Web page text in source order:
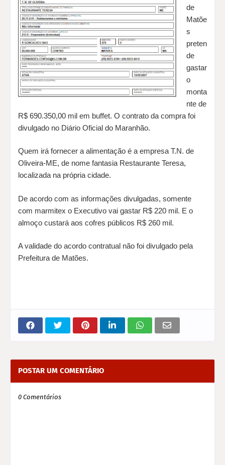
de
Matõe
s
preten
de
gastar
o
monta
nte de
R$ 690.350,00 mil em buffet. O contrato da compra foi
divulgado no Diário Oficial do Maranhão.
Quem irá fornecer a alimentação é a empresa T.N. de
Oliveira-ME, de nome fantasia Restaurante Teresa,
localizada na própria cidade.
De acordo com as informações divulgadas, somente
com marmitex o Executivo vai gastar R$ 220 mil. E o
almoço custará aos cofres públicos R$ 260 mil.
A validade do acordo contratual não foi divulgado pela
Prefeitura de Matões.
POSTAR UM COMENTÁRIO
0 Comentários